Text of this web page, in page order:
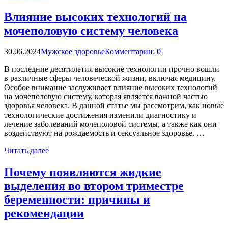
Влияние высоких технологий на
мочеполовую систему человека
30.06.2024Мужское здоровьеКомментарии: 0
В последние десятилетия высокие технологии прочно вошли
в различные сферы человеческой жизни, включая медицину.
Особое внимание заслуживает влияние высоких технологий
на мочеполовую систему, которая является важной частью
здоровья человека. В данной статье мы рассмотрим, как новые
технологические достижения изменили диагностику и
лечение заболеваний мочеполовой системы, а также как они
воздействуют на рождаемость и сексуальное здоровье. …
Читать далее
Почему появляются жидкие
выделения во втором триместре
беременности: причины и
рекомендации